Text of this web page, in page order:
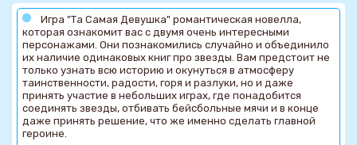
Игра "Та Самая Девушка" романтическая новелла,
которая ознакомит вас с двумя очень интересными
персонажами. Они познакомились случайно и объединило
их наличие одинаковых книг про звезды. Вам предстоит не
только узнать всю историю и окунуться в атмосферу
таинственности, радости, горя и разлуки, но и даже
принять участие в небольших играх, где понадобится
соединять звезды, отбивать бейсбольные мячи и в конце
даже принять решение, что же именно сделать главной
героине.